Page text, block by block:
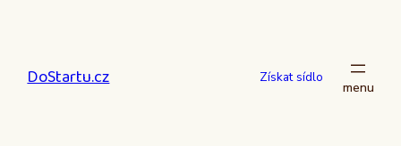
DoStartu.cz Získat sídlo